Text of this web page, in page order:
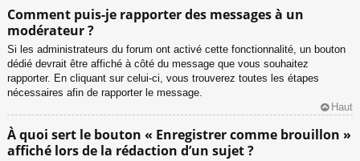
Comment puis-je rapporter des messages à un
modérateur ?
Si les administrateurs du forum ont activé cette fonctionnalité, un bouton
dédié devrait être affiché à côté du message que vous souhaitez
rapporter. En cliquant sur celui-ci, vous trouverez toutes les étapes
nécessaires afin de rapporter le message.
Haut
À quoi sert le bouton « Enregistrer comme brouillon »
affiché lors de la rédaction d’un sujet ?